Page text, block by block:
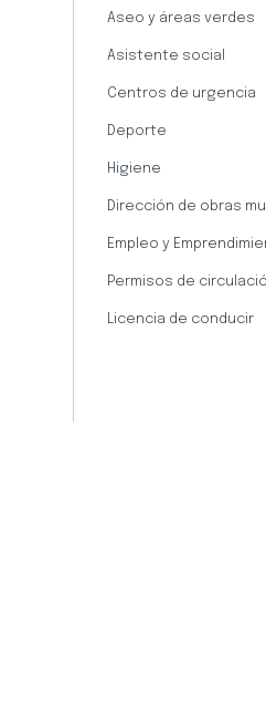
Aseo y áreas verdes
Asistente social
Centros de urgencia
Deporte
Higiene
Dirección de obras
Empleo y
Permisos de
Licencia de conducir